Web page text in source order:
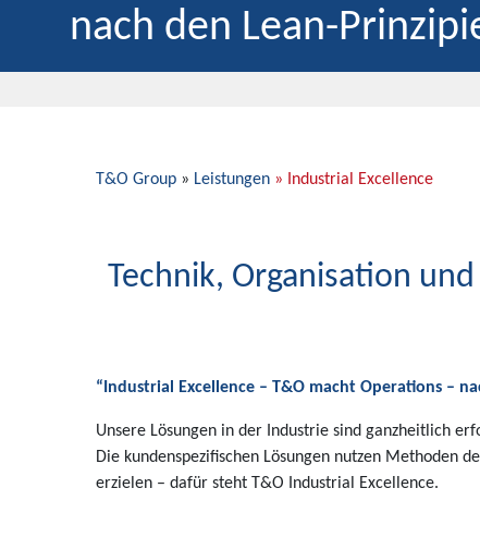
nach den Lean-
T&O Group » Leistungen » Industrial Excellence
Technik, Organisation
“Industrial Excellence – T&O macht Operations –
Unsere Lösungen in der Industrie sind ganzheitlich
Die kundenspezifischen Lösungen nutzen Methoden
erzielen – dafür steht T&O Industrial Excellence.